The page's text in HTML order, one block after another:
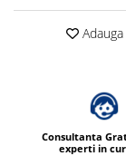
Dispensere
Dispensere
Dispensere rola
Dispensere
servetele faciale
Adauga
Consultanta
experti in